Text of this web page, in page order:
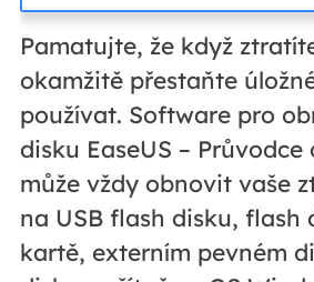
Pamatujte, že když
okamžitě přestaňte
používat. Software pro
disku EaseUS –
může vždy obnovit vaše
na USB flash disku, flash
kartě, externím pevném